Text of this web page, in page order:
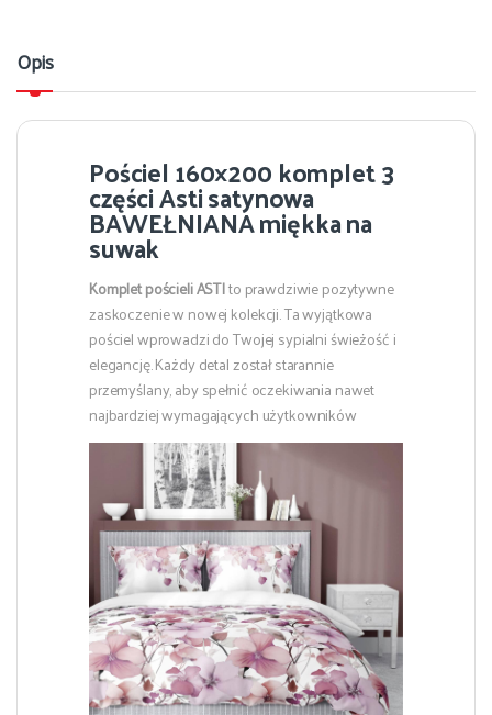
Opis
Pościel 160×200 komplet 3
części Asti satynowa
BAWEŁNIANA miękka na
suwak
Komplet pościeli ASTIto prawdziwie pozytywne
zaskoczenie w nowej kolekcji. Ta wyjątkowa
pościel wprowadzi do Twojej sypialni świeżość i
elegancję. Każdy detal został starannie
przemyślany, aby spełnić oczekiwania nawet
najbardziej wymagających użytkowników